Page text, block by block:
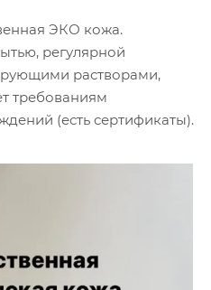
ЭКО кожа.
регулярной
растворами,
требованиям
(есть сертификаты).